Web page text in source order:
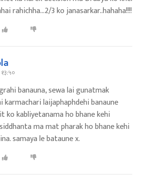
rahichha...2/3 ko janasarkar..hahaha!!!!
banauna, sewa lai gunatmak
karmachari laijaphaphdehi banaune
ko kabliyetanama ho bhane kehi
ma mat pharak ho bhane kehi
samaya le bataune x.